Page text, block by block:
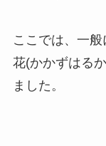
ここでは、一
花(かかずはる
ました。